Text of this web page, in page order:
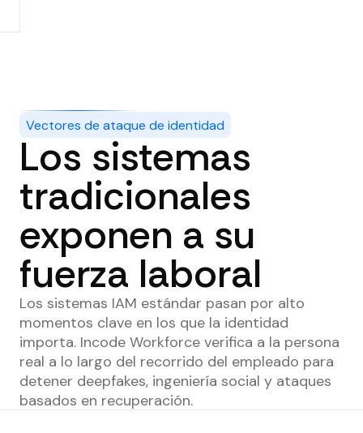
Vectores de ataque de identidad
Los sistemas
tradicionales
exponen a su
fuerza laboral
Los sistemas IAM estándar pasan por alto
momentos clave en los que la identidad
importa. Incode Workforce verifica a la persona
real a lo largo del recorrido del empleado para
detener deepfakes, ingeniería social y ataques
basados en recuperación.